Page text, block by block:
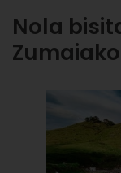
Nola